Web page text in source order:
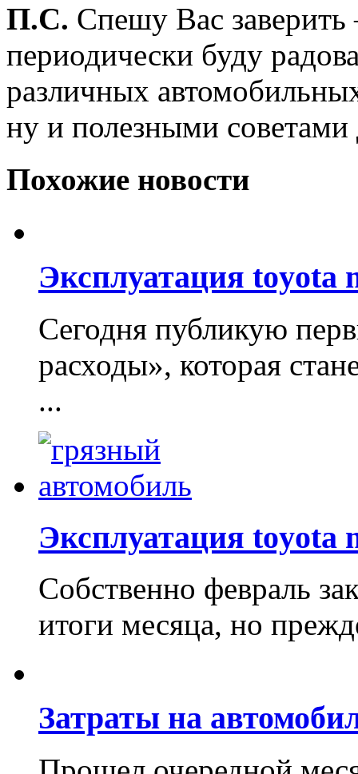
П.С. Спешу Вас заверить
периодически буду
различных
ну и полезными советами
Похожие новости
Эксплуатация toyota
Сегодня публикую
расходы», которая
...
Эксплуатация toyota
Собственно февраль
итоги месяца, но
Затраты на